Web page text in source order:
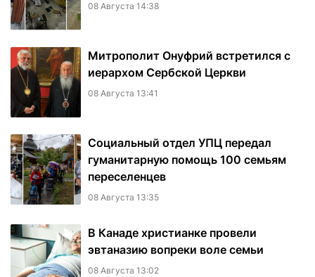
08 Августа 14:38
Митрополит Онуфрий встретился с
иерархом Сербской Церкви
08 Августа 13:41
Социальный отдел УПЦ передал
гуманитарную помощь 100 семьям
переселенцев
08 Августа 13:35
В Канаде христианке провели
эвтаназию вопреки воле семьи
08 Августа 13:02